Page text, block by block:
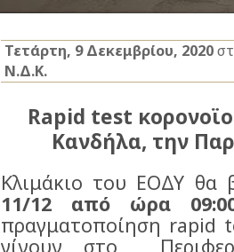
Τετάρτη, 9 Δεκεμβρίου, 2020
Ν.Δ.Κ.
Rapid test
Κανδήλα, την
Κλιμάκιο του ΕΟΔΥ θα
11/12 από ώρα
πραγματοποίηση rapid
γίνουν στο